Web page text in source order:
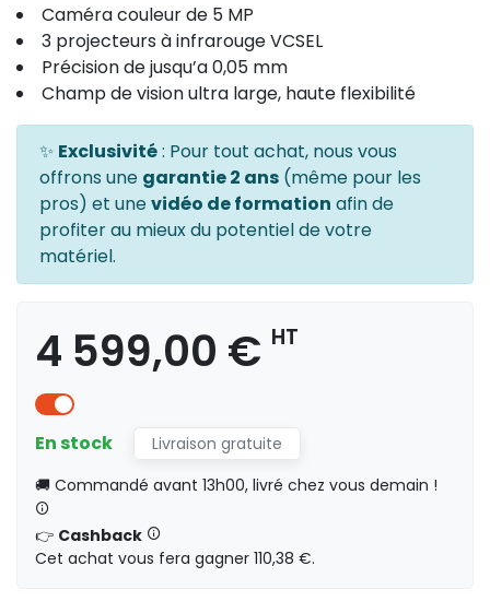
Caméra couleur de 5 MP
3 projecteurs à infrarouge VCSEL
Précision de jusqu’a 0,05 mm
Champ de vision ultra large, haute flexibilité
✨ Exclusivité: Pour tout achat, nous vous
offrons une garantie 2 ans (même pour les
pros) et unevidéo de formation afin de
profiter au mieux du potentiel de votre
matériel.
4 599,00 € HT
En stock
Livraison gratuite
🚚 Commandé avant 13h00, livré chez vous demain !
👉 Cashback
Cet achat vous fera gagner 110,38 €.